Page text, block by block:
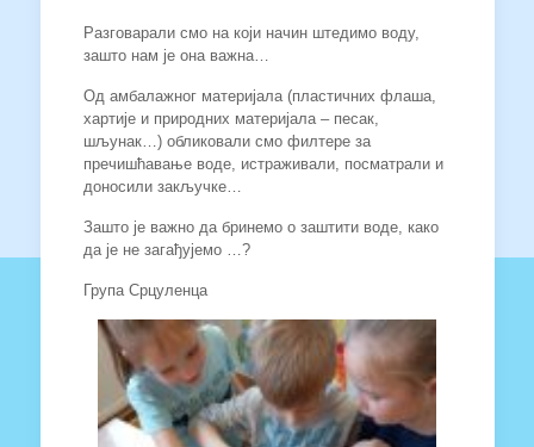
Разговарали смо на који начин штедимо воду,
зашто нам је она важна…
Од амбалажног материјала (пластичних флаша,
хартије и природних материјала – песак,
шљунак…) обликовали смо филтере за
пречишћавање воде, истраживали, посматрали и
доносили закључке…
Зашто је важно да бринемо о заштити воде, како
да је не загађујемо …?
Група Срцуленца